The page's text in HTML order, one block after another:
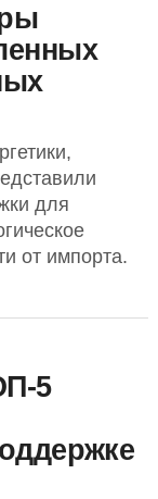
для
от импорта.
5